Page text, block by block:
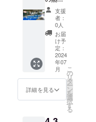
がら工
場内を
ご案内
いたし
ます。
有効期
限
2024年
12月末
まで 開
催場所
想いを
聞きな
がら見
学コー
ス参加
券 通常
料金
3,800円
全ての
工場内
での工
程を代
ご説明
支援
者：
0人
お届
け予
定：
2024
年07
月
詳細を見る
こ
の
リ
タ
ー
ン
を
選
択
す
る